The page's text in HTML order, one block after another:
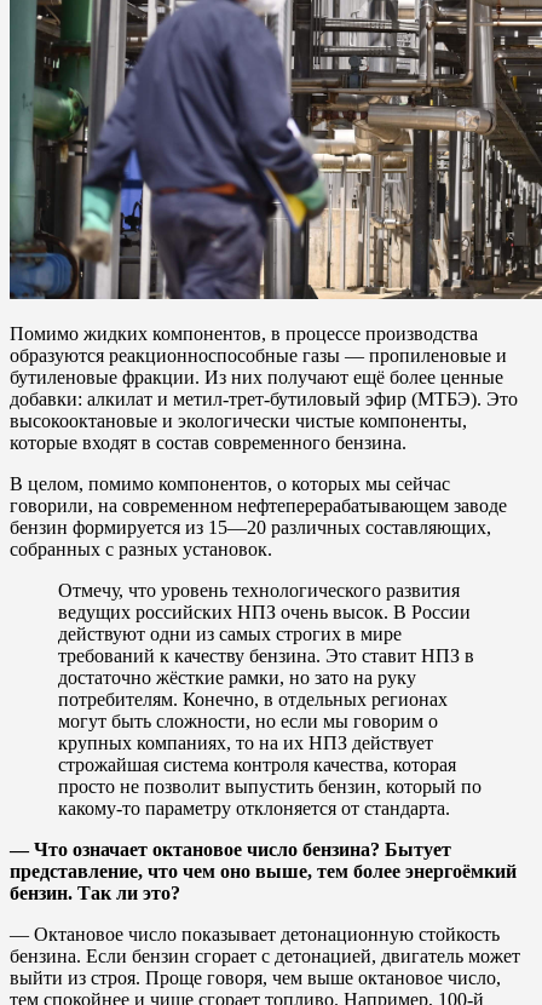
Помимо жидких компонентов, в процессе производства
образуются реакционноспособные газы — пропиленовые и
бутиленовые фракции. Из них получают ещё более ценные
добавки: алкилат и метил-трет-бутиловый эфир (МТБЭ). Это
высокооктановые и экологически чистые компоненты,
которые входят в состав современного бензина.
В целом, помимо компонентов, о которых мы сейчас
говорили, на современном нефтеперерабатывающем заводе
бензин формируется из 15—20 различных составляющих,
собранных с разных установок.
Отмечу, что уровень технологического развития
ведущих российских НПЗ очень высок. В России
действуют одни из самых строгих в мире
требований к качеству бензина. Это ставит НПЗ в
достаточно жёсткие рамки, но зато на руку
потребителям. Конечно, в отдельных регионах
могут быть сложности, но если мы говорим о
крупных компаниях, то на их НПЗ действует
строжайшая система контроля качества, которая
просто не позволит выпустить бензин, который по
какому-то параметру отклоняется от стандарта.
— Что означает октановое число бензина? Бытует
представление, что чем оно выше, тем более энергоёмкий
бензин. Так ли это?
— Октановое число показывает детонационную стойкость
бензина. Если бензин сгорает с детонацией, двигатель может
выйти из строя. Проще говоря, чем выше октановое число,
тем спокойнее и чище сгорает топливо. Например, 100-й